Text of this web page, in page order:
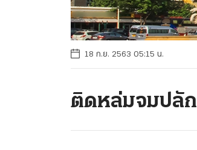
18 ก.ย. 2563 05:15 น.
ติดหล่มจมปลัก